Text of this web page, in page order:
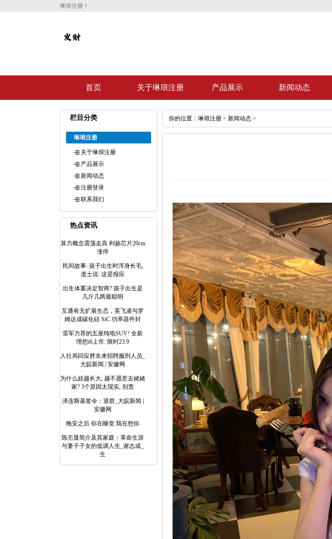
琳琅注册！
首页 关于琳琅注册 产品展示 新闻动态
栏目分类
琳琅注册
关于琳琅注册
产品展示
新闻动态
注册登录
联系我们
热点资讯
算力概念震荡走高 利扬芯片20cm
涨停
民间故事: 孩子出生时浑身长毛,
道士说: 这是报应
出生体重决定智商? 孩子出生是
几斤几两最聪明
互通有无扩展生态，英飞凌与罗
姆达成碳化硅 SiC 功率器件封
雷军力荐的五座纯电SUV! 全新
理想i6上市: 限时23.9
人社局回应胖东来招聘服刑人员_
大皖新闻 | 安徽网
为什么娃越长大, 越不愿意去姥姥
家? 3个原因太现实, 别责
泽连斯基签令：退群_大皖新闻 |
安徽网
晚安之后 你在睡觉 我在想你
陈丕显简介及其家庭：革命生涯
与妻子子女的低调人生_谢志成_
生
你的位置： 琳琅注册 > 新闻动态 >